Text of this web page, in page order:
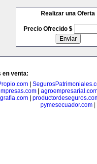
Realizar una Oferta
Precio Ofrecido $
en venta:
|
pymesecuador.com